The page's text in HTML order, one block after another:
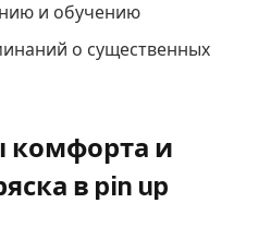
и обучению
о существенных
комфорта и
в pin up